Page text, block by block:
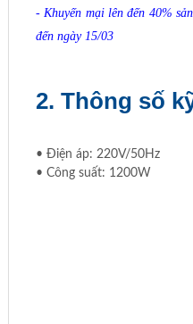
-Khuyến mại lên đến 40%
đến ngày 15/03
2. Thông số
• Điện áp: 220V/50Hz
• Công suất: 1200W